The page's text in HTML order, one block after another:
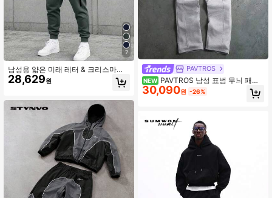
7
남성용 얇은 미래 레터 & 크리스마스
트리 프린트 후드티 및 스웨트팬츠 세
트, 주머니와 드로스트링 허리 팬츠가
남자친구를 위한 선물로 적합
28,629원
PAVTROS
NEW PAVTROS 남성 표범 무늬 패치
워크 후드 & 스웨트팬츠 세트
30,090원 -26%